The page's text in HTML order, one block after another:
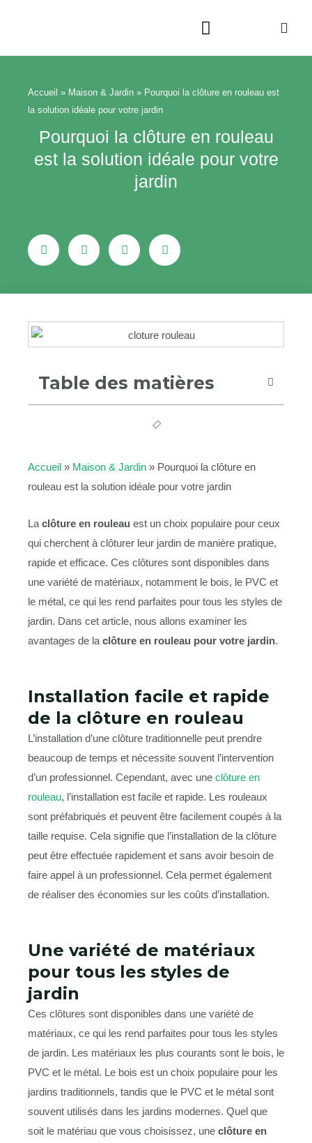
Accueil » Maison & Jardin » Pourquoi la clôture en rouleau est
la solution idéale pour votre jardin
Pourquoi la clôture en rouleau
est la solution idéale pour votre
jardin
Table des matières
Accueil » Maison & Jardin » Pourquoi la clôture en
rouleau est la solution idéale pour votre jardin
La clôture en rouleau est un choix populaire pour ceux
qui cherchent à clôturer leur jardin de manière pratique,
rapide et efficace. Ces clôtures sont disponibles dans
une variété de matériaux, notamment le bois, le PVC et
le métal, ce qui les rend parfaites pour tous les styles de
jardin. Dans cet article, nous allons examiner les
avantages de la clôture en rouleau pour votre jardin.
Installation facile et rapide
de la clôture en rouleau
L’installation d’une clôture traditionnelle peut prendre
beaucoup de temps et nécessite souvent l’intervention
d’un professionnel. Cependant, avec une clôture en
rouleau, l’installation est facile et rapide. Les rouleaux
sont préfabriqués et peuvent être facilement coupés à la
taille requise. Cela signifie que l’installation de la clôture
peut être effectuée rapidement et sans avoir besoin de
faire appel à un professionnel. Cela permet également
de réaliser des économies sur les coûts d’installation.
Une variété de matériaux
pour tous les styles de
jardin
Ces clôtures sont disponibles dans une variété de
matériaux, ce qui les rend parfaites pour tous les styles
de jardin. Les matériaux les plus courants sont le bois, le
PVC et le métal. Le bois est un choix populaire pour les
jardins traditionnels, tandis que le PVC et le métal sont
souvent utilisés dans les jardins modernes. Quel que
soit le matériau que vous choisissez, une clôture en